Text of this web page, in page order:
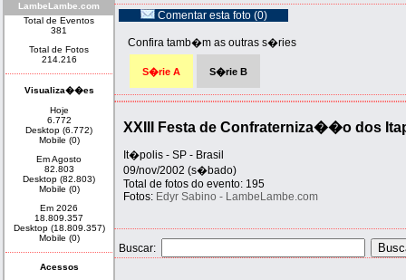
LambeLambe.com
Total de Eventos
381
Total de Fotos
214.216
Visualiza��es
Hoje
6.772
Desktop (6.772)
Mobile (0)
Em Agosto
82.803
Desktop (82.803)
Mobile (0)
Em 2026
18.809.357
Desktop (18.809.357)
Mobile (0)
Acessos
Comentar esta foto (0)
Confira tamb�m as outras s�ries
S�rie A S�rie B
XXIII Festa de Confraterniza��o dos
It�polis - SP - Brasil
09/nov/2002 (s�bado)
Total de fotos do evento: 195
Fotos: Edyr Sabino - LambeLambe.com
Buscar: